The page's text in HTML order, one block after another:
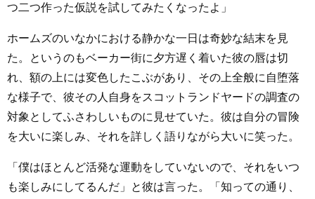
つ二つ作った仮説を試してみたくなったよ」
ホームズのいなかにおける静かな一日は奇妙な結末を見
た。というのもベーカー街に夕方遅く着いた彼の唇は切
れ、額の上には変色したこぶがあり、その上全般に自堕落
な様子で、彼その人自身をスコットランドヤードの調査の
対象としてふさわしいものに見せていた。彼は自分の冒険
を大いに楽しみ、それを詳しく語りながら大いに笑った。
「僕はほとんど活発な運動をしていないので、それをいつ
も楽しみにしてるんだ」と彼は言った。「知っての通り、